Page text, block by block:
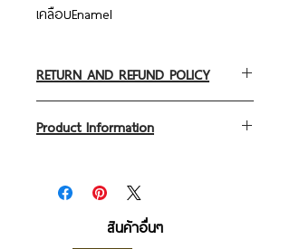
เคลือบEnamel
RETURN AND REFUND POLICY
great place to let your customers
dissatisfied with their purchase. Having
policy is a great way to build trust
Product Information
carrier
วัสดุ เป็นเหล็กหนาอย่างดี เคลือบสีที่
ปลอดภัย เคลือบด้วยแก้ว porcelain เป็น
สินค้าอื่นๆ